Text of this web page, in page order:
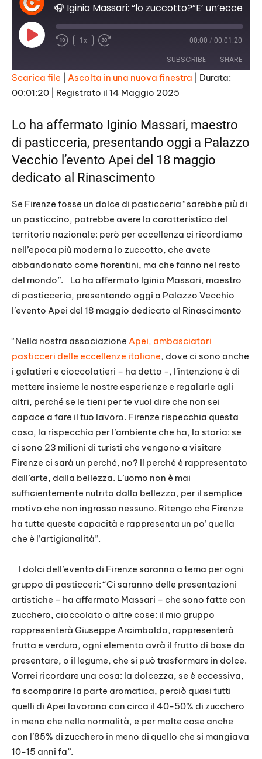
P
l
E
p
i
d
e
1x 00:00 / 00:01:20
SUBSCRIBE SHARE
SHARE
LINK
EMBED
Scarica file Ascolta in una nuova finestra
Durata:
00:01:20
Registrato il 14 Maggio 2025
Lo ha affermato Iginio Massari, maestro
di pasticceria, presentando oggi a Palazzo
Vecchio l’evento Apei del 18 maggio
dedicato al Rinascimento
Se Firenze fosse un dolce di pasticceria “sarebbe più di
un pasticcino, potrebbe avere la caratteristica del
territorio nazionale: però per eccellenza ci ricordiamo
nell’epoca più moderna lo zuccotto, che avete
abbandonato come fiorentini, ma che fanno nel resto
del mondo”.
Lo ha affermato Iginio Massari, maestro
di pasticceria, presentando oggi a Palazzo Vecchio
l’evento Apei del 18 maggio dedicato al Rinascimento
“Nella nostra associazione Apei, ambasciatori
pasticceri delle eccellenze italiane, dove ci sono anche
i gelatieri e cioccolatieri – ha detto -, l’intenzione è di
mettere insieme le nostre esperienze e regalarle agli
altri, perché se le tieni per te vuol dire che non sei
capace a fare il tuo lavoro. Firenze rispecchia questa
cosa, la rispecchia per l’ambiente che ha, la storia: se
ci sono 23 milioni di turisti che vengono a visitare
Firenze ci sarà un perché, no? Il perché è rappresentato
dall’arte, dalla bellezza. L’uomo non è mai
sufficientemente nutrito dalla bellezza, per il semplice
motivo che non ingrassa nessuno. Ritengo che Firenze
ha tutte queste capacità e rappresenta un po’ quella
che è l’artigianalità”.
I dolci dell’evento di Firenze saranno a tema per ogni
gruppo di pasticceri: “Ci saranno delle presentazioni
artistiche – ha affermato Massari – che sono fatte con
zucchero, cioccolato o altre cose: il mio gruppo
rappresenterà Giuseppe Arcimboldo, rappresenterà
frutta e verdura, ogni elemento avrà il frutto di base da
presentare, o il legume, che si può trasformare in dolce.
Vorrei ricordare una cosa: la dolcezza, se è eccessiva,
fa scomparire la parte aromatica, perciò quasi tutti
quelli di Apei lavorano con circa il 40-50% di zucchero
in meno che nella normalità, e per molte cose anche
con l’85% di zucchero in meno di quello che si mangiava
10-15 anni fa”.